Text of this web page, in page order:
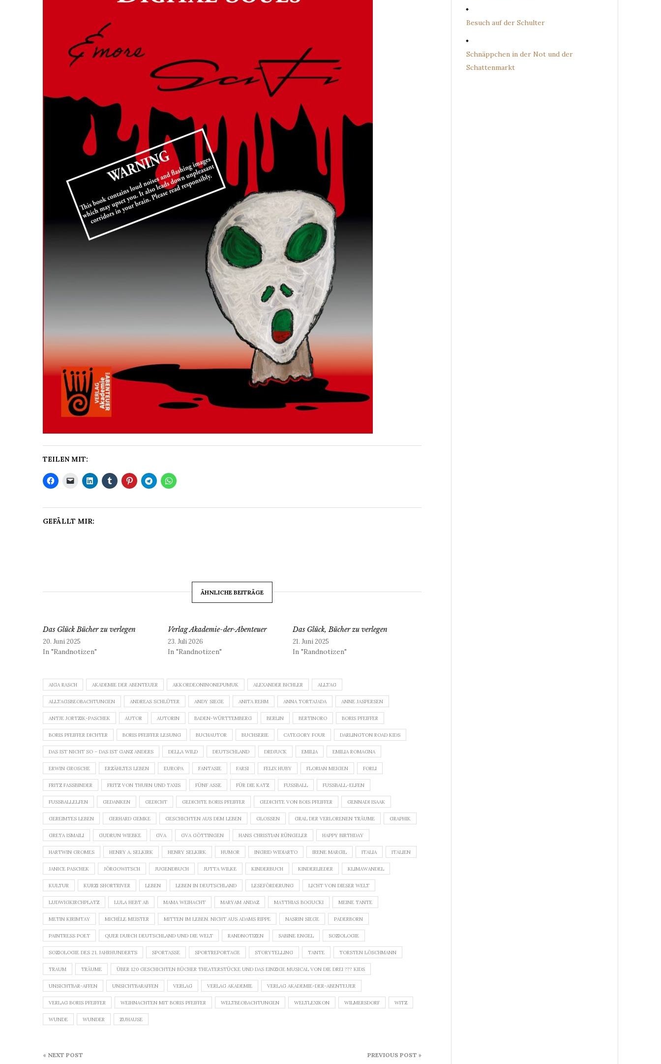
TEILEN MIT:
GEFÄLLT MIR:
ÄHNLICHE BEITRÄGE
Das Glück Bücher zu verlegen
20. Juni 2025
In "Randnotizen"
Verlag Akademie-der-Abenteuer
23. Juli 2026
In "Randnotizen"
Das Glück, Bücher zu verlegen
21. Juni 2025
In "Randnotizen"
AIGA RASCH AKADEMIE DER ABENTEUER AKKORDEONINONEPUMUK ALEXANDER BICHLER ALLTAG
ALLTAGSBEOBACHTUNGEN ANDREAS SCHLÜTER ANDY SIEGE ANITA REHM ANNA TORTAJADA ANNE JASPERSEN
ANTJE JORTZIK-PASCHEK AUTOR AUTORIN BADEN-WÜRTTEMBERG BERLIN BERTINORO BORIS PFEIFFER
BORIS PFEIFFER DICHTER BORIS PFEIFFER LESUNG BUCHAUTOR BUCHSERIE CATEGORY FOUR DARLINGTON ROAD KIDS
DAS IST NICHT SO – DAS IST GANZ ANDERS DELLA WILD DEUTSCHLAND DRDJUCK EMILIA EMILIA ROMAGNA
ERWIN GROSCHE ERZÄHLTES LEBEN EUROPA FANTASIE FARSI FELIX HUBY FLORIAN MEIGEN FORLI
FRITZ FASSBINDER FRITZ VON THURN UND TAXIS FÜNF ASSE FÜR DIE KATZ FUSSBALL FUSSBALL-ELFEN
FUSSBALLELFEN GEDANKEN GEDICHT GEDICHTE BORIS PFEIFFER GEDICHTE VON BOIS PFEIFFER GENNADI ISAAK
GEREIMTES LEBEN GERHARD GEMKE GESCHICHTEN AUS DEM LEBEN GLOSSEN GRAL DER VERLORENEN TRÄUME GRAPHIK
GRETA ISMAILI GUDRUN WIEBKE GVA GVA GÖTTINGEN HANS CHRISTIAN RÜNGELER HAPPY BIRTHDAY
HARTWIN GROMES HENRY A. SELKIRK HENRY SELKIRK HUMOR INGRID WIDIARTO IRENE MARGIL ITALIA ITALIEN
JANICE PASCHEK JÖRGOWITSCH JUGENDBUCH JUTTA WILKE KINDERBUCH KINDERLIEDER KLIMAWANDEL
KULTUR KURZI SHORTRIVER LEBEN LEBEN IN DEUTSCHLAND LESEFÖRDERUNG LICHT VON DIESER WELT
LUDWIGKIRCHPLATZ LULA HEBT AB MAMA WEIHACHT MARYAM ANDAZ MATTHIAS BOGUCKI MEINE TANTE
METIN KIRIMTAY MICHÈLE MEISTER MITTEN IM LEBEN. NICHT AUS ADAMS RIPPE NASRIN SIEGE PADERBORN
PAINTRESS POET QUER DURCH DEUTSCHLAND UND DIE WELT RANDNOTIZEN SABINE ENGEL SOZIOLOGIE
SOZIOLOGIE DES 21. JAHRHUNDERTS SPORTASSE SPORTREPORTAGE STORYTELLING TANTE TORSTEN LÖSCHMANN
TRAUM TRÄUME ÜBER 120 GESCHICHTEN BÜCHER THEATERSTÜCKE UND DAS EINZIGE MUSICAL VON DIE DREI ??? KIDS
UNSICHTBAR-AFFEN UNSICHTBARAFFEN VERLAG VERLAG AKADEMIE VERLAG AKADEMIE-DER-ABENTEUER
VERLAG BORIS PFEIFFER WEIHNACHTEN MIT BORIS PFEIFFER WELTBEOBACHTUNGEN WELTLEXIKON WILMERSDORF WITZ
WUNDE WUNDER ZUHAUSE
PREVIOUS POST »
« NEXT POST
Besuch auf der Schulter
Schnäppchen in der Not und der
Schattenmarkt